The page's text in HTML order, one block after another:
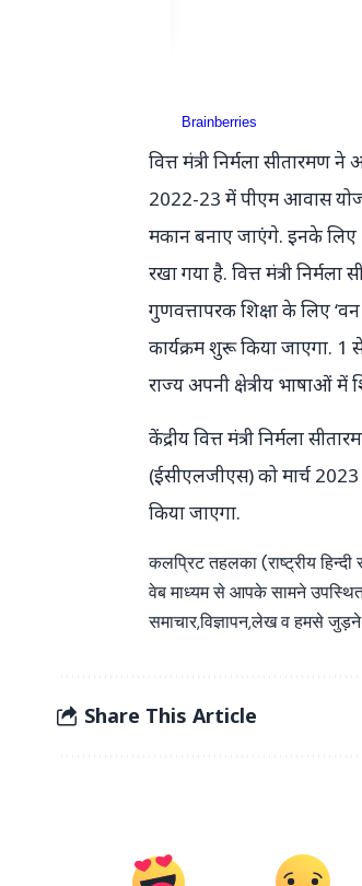
वित्त मंत्री निर्मला
2022-23 में पीएम आवास
मकान बनाए जाएंगे. इनके
रखा गया है. वित्त मंत्री
गुणवत्तापरक शिक्षा के लिए
कार्यक्रम शुरू किया जाएगा.
राज्य अपनी क्षेत्रीय भाषाओं में
केंद्रीय वित्त मंत्री निर्मला
(ईसीएलजीएस) को मार्च
किया जाएगा.
कलप्रिट तहलका (राष्ट्रीय
वेब माध्यम से आपके सामने
समाचार,विज्ञापन,लेख व हमसे
Share This Article